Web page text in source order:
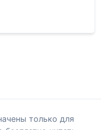
только для